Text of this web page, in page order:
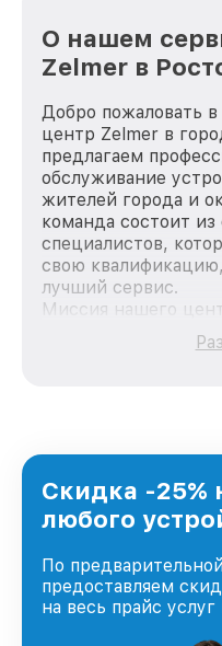
О нашем
Zelmer в
Добро пожаловать
центр Zelmer в
предлагаем
обслуживание
жителей города и
команда состоит
специалистов,
свою
лучший сервис.
Миссия нашего
качественный и
каждого
Ростове-на-Дону,
доверия и
Скидка -25%
любого
По
предоставляем
на весь прайс